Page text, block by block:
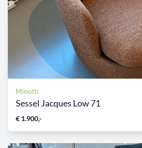
Minotti
Sessel Jacques Low 71
€ 1.900,-